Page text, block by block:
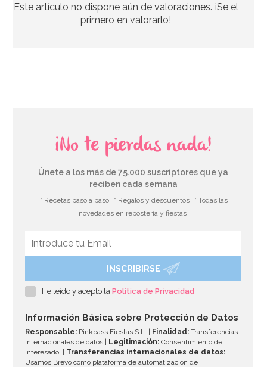
2,90€
Papel para Envolver Mantecados 100 unidades
AÑADIR
Este artículo no dispone aún de valoraciones. ¡Se el
primero en valorarlo!
¡No te pierdas nada!
Únete a los más de 75.000 suscriptores que ya
reciben cada semana
* Recetas paso a paso * Regalos y descuentos
* Todas las
novedades en repostería y fiestas
INSCRIBIRSE
He leído y acepto laPolítica de Privacidad
Información Básica sobre Protección de Datos
Responsable: Pinkbass Fiestas S.L. | Finalidad: Transferencias
internacionales de datos |
Legitimación: Consentimiento del
interesado. | Transferencias internacionales de datos:
Usamos Brevo como plataforma de automatización de